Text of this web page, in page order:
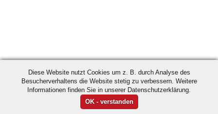
Diese Website nutzt Cookies um z. B. durch Analyse des
Besucherverhaltens die Website stetig zu verbessern. Weitere
Informationen finden Sie in unserer Datenschutzerklärung.